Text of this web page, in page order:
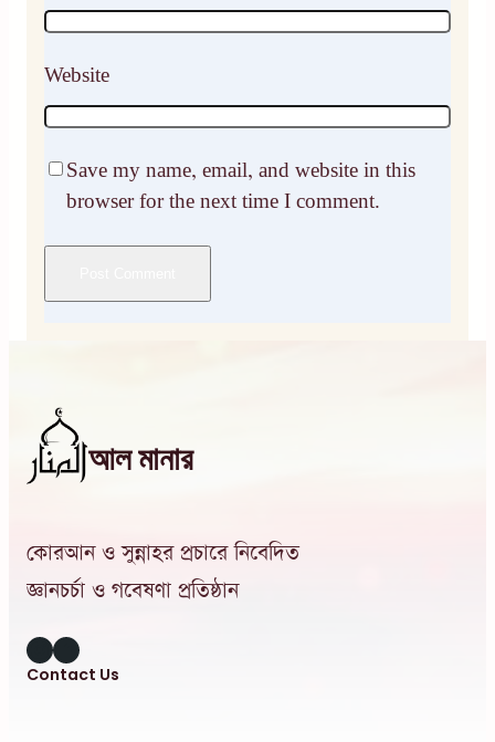
Website
Save my name, email, and website in this
browser for the next time I comment.
আল মানার
কোরআন ও সুন্নাহর প্রচারে নিবেদিত
জ্ঞানচর্চা ও গবেষণা প্রতিষ্ঠান
InstagramFacebook
Contact Us